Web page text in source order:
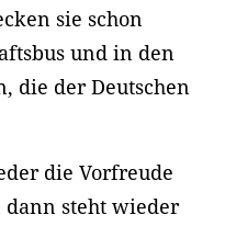
sie schon
und in den
die der Deutschen
die Vorfreude
steht wieder